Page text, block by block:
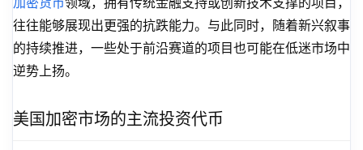
往往能够展现出更强的抗跌能力。与此同时，随着新兴叙事
的持续推进，一些处于前沿赛道的项目也可能在低迷市场中
逆势上扬。
美国加密市场的主流投资代币